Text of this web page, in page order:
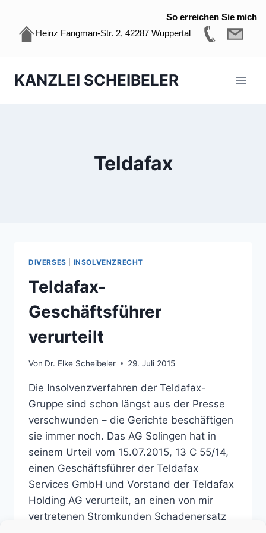
So erreichen Sie mich
Heinz Fangman-Str. 2, 42287 Wuppertal
InhaltKANZLEI SCHEIBELER
Teldafax
DIVERSES INSOLVENZRECHT
Teldafax-
Geschäftsführer
verurteilt
Von Dr. Elke Scheibeler 29. Juli 2015
Die Insolvenzverfahren der Teldafax-
Gruppe sind schon längst aus der Presse
verschwunden – die Gerichte beschäftigen
sie immer noch. Das AG Solingen hat in
seinem Urteil vom 15.07.2015, 13 C 55/14,
einen Geschäftsführer der Teldafax
Services GmbH und Vorstand der Teldafax
Holding AG verurteilt, an einen von mir
vertretenen Stromkunden Schadenersatz